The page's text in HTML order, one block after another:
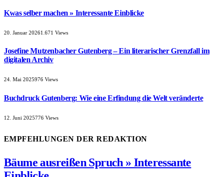
Kwas selber machen » Interessante Einblicke
20. Januar 20261.671 Views
Josefine Mutzenbacher Gutenberg – Ein literarischer Grenzfall im
digitalen Archiv
24. Mai 2025976 Views
Buchdruck Gutenberg: Wie eine Erfindung die Welt veränderte
12. Juni 2025776 Views
EMPFEHLUNGEN DER REDAKTION
Bäume ausreißen Spruch » Interessante